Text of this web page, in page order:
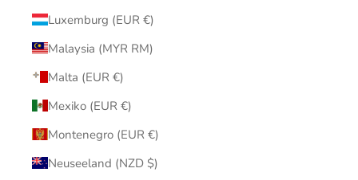
Luxemburg (EUR €)
Malaysia (MYR RM)
Malta (EUR €)
Mexiko (EUR €)
Montenegro (EUR €)
Neuseeland (NZD $)